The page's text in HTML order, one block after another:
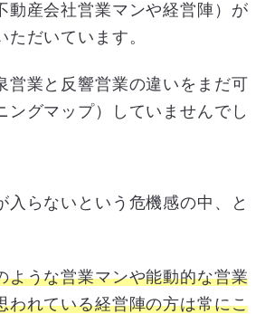
動産会社営業マンや経営陣）が
だいています。
営業と反響営業の違いをまだ可
ングマップ）していませんでし
入らないという危機感の中、と
ような営業マンや能動的な営業
われている経営陣の方は常にこ